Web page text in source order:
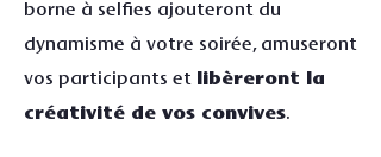
borne à selfies ajouteront du
dynamisme à votre soirée, amuseront
vos participants et
libèreront la
créativité de vos convives.